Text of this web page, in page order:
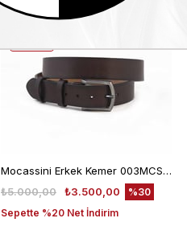
Mocassini Erkek Kemer 003MCSN B3245
₺3.500,00
₺5.000,00
Sepette %20 Net İndirim
%30
%5